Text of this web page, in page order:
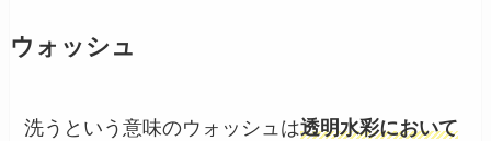
ウォッシュ
洗うという意味のウォッシュは透明水彩において